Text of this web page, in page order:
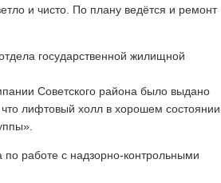
и чисто. По плану ведётся и ремонт
государственной жилищной
Советского района было выдано
лифтовый холл в хорошем состоянии.
работе с надзорно-контрольными